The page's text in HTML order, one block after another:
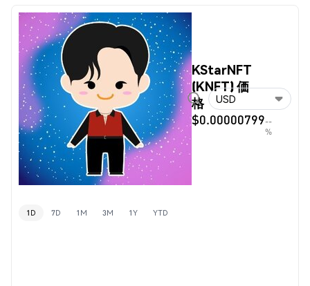
KStarNFT
(KNFT) 価
格
$0.00000799--
%
USD
1D 7D 1M 3M 1Y YTD